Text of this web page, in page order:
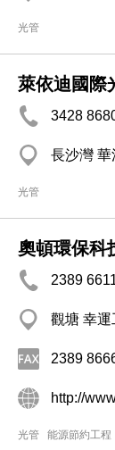
光管
萊依迪國際
3428
長沙灣 華
光管
奧頓環保科
2389
觀塘 幸
2389
http://
光管 能源節約工程